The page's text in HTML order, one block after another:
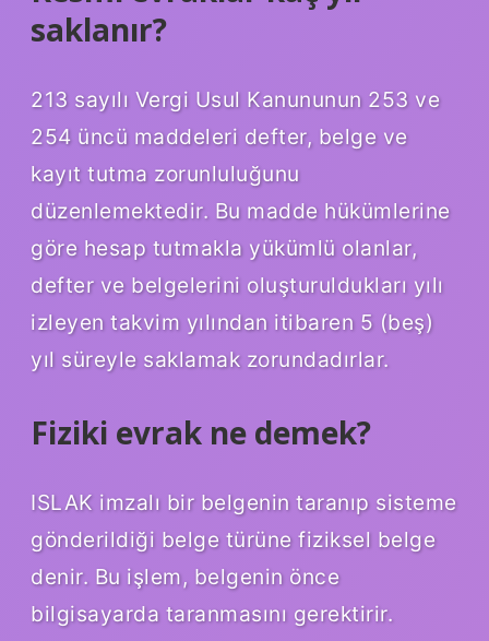
saklanır?
213 sayılı Vergi Usul Kanununun 253 ve
254 üncü maddeleri defter, belge ve
kayıt tutma zorunluluğunu
düzenlemektedir. Bu madde hükümlerine
göre hesap tutmakla yükümlü olanlar,
defter ve belgelerini oluşturuldukları yılı
izleyen takvim yılından itibaren 5 (beş)
yıl süreyle saklamak zorundadırlar.
Fiziki evrak ne demek?
ISLAK imzalı bir belgenin taranıp sisteme
gönderildiği belge türüne fiziksel belge
denir. Bu işlem, belgenin önce
bilgisayarda taranmasını gerektirir.